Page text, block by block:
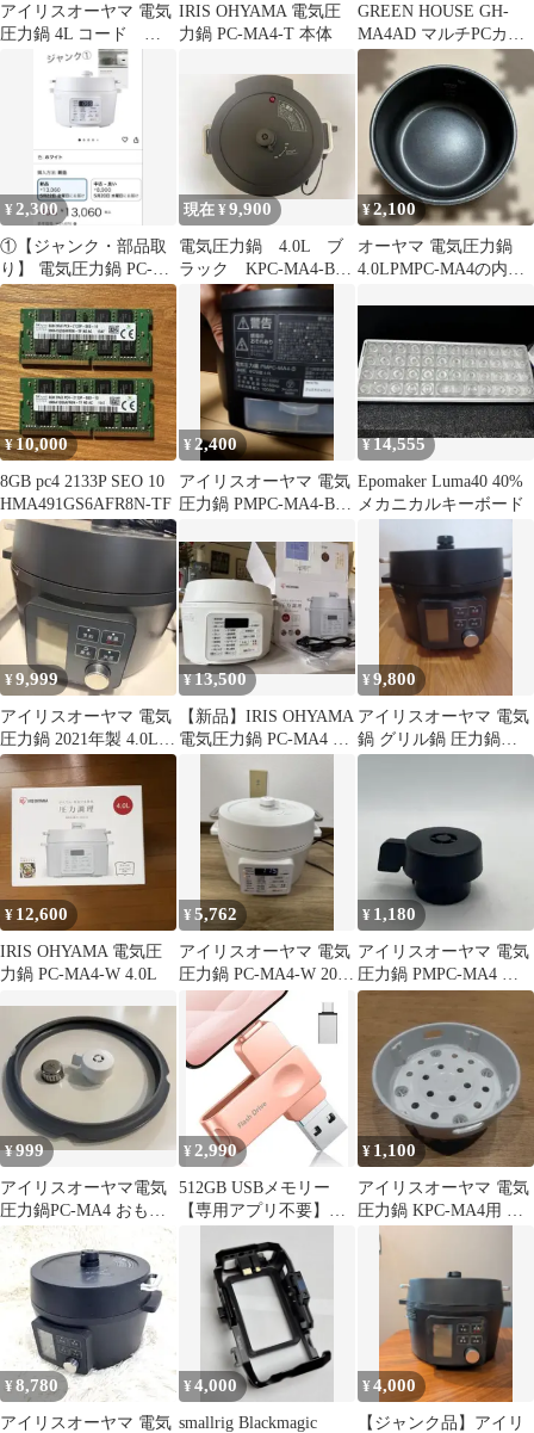
アイリスオーヤマ 電気
圧力鍋 4L コード
PMPC-MA4用 2024
IRIS OHYAMA 電気圧
力鍋 PC-MA4-T 本体
GREEN HOUSE GH-
MA4AD マルチPCカー
ドアダプター
¥ 2,300
①【ジャンク・部品取
り】 電気圧力鍋 PC-
MA4・４Ｌ
現在 ¥9,900
電気圧力鍋 4.0L ブ
ラック KPC-MA4-B
アイリスオーヤマ
¥2,100
オーヤマ 電気圧力鍋
4.0LPMPC-MA4の内な
¥10,000
8GB pc4 2133P SEO 10
HMA491GS6AFR8N-TF
¥ 2,400
アイリスオーヤマ 電気
圧力鍋 PMPC-MA4-B
¥14,555
Epomaker Luma40 40%
メカニカルキーボード
¥9,999
アイリスオーヤマ 電気
圧力鍋 2021年製 4.0L
PMPC-MA4-B
¥13,500
【新品】IRIS OHYAMA
電気圧力鍋 PC-MA4 レ
¥9,800
アイリスオーヤマ 電気
鍋 グリル鍋 圧力鍋
PMPC-MA4-B 4l
¥ 12,600
IRIS OHYAMA 電気圧
力鍋 PC-MA4-W 4.0L
¥5,762
アイリスオーヤマ 電気
圧力鍋 PC-MA4-W 2021
¥ 1,180
アイリスオーヤマ 電気
圧力鍋 PMPC-MA4 お
もり 4.0L 2024年製
¥999
アイリスオーヤマ電気
圧力鍋PC-MA4 おも
り 調整弁キャップ
ゴムパッキン
¥ 2,990
512GB USBメモリー
【専用アプリ不要】
¥ 1,100
アイリスオーヤマ 電気
圧力鍋 KPC-MA4用 蒸
しプレート 未使用品
¥8,780
アイリスオーヤマ 電気
¥4,000
smallrig Blackmagic
¥4,000
【ジャンク品】アイリ